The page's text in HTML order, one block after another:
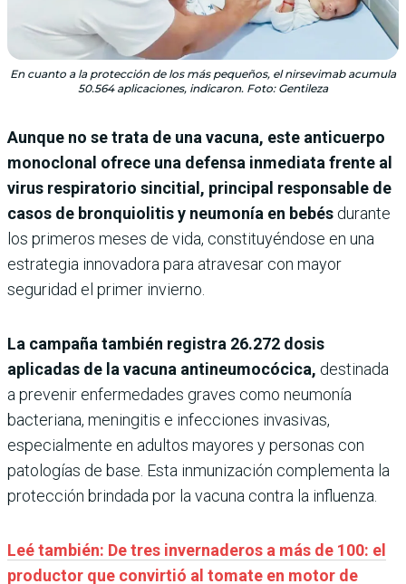
En cuanto a la protección de los más pequeños, el nirsevimab acumula
50.564 aplicaciones, indicaron. Foto: Gentileza
Aunque no se trata de una vacuna, este anticuerpo
monoclonal ofrece una defensa inmediata frente al
virus respiratorio sincitial, principal responsable de
casos de bronquiolitis y neumonía en bebés durante
los primeros meses de vida, constituyéndose en una
estrategia innovadora para atravesar con mayor
seguridad el primer invierno.
La campaña también registra 26.272 dosis
aplicadas de la vacuna antineumocócica, destinada
a prevenir enfermedades graves como neumonía
bacteriana, meningitis e infecciones invasivas,
especialmente en adultos mayores y personas con
patologías de base. Esta inmunización complementa la
protección brindada por la vacuna contra la influenza.
Leé también: De tres invernaderos a más de 100: el
productor que convirtió al tomate en motor de